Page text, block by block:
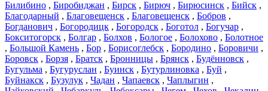
Билибино , Биробиджан , Бирск , Бирюч , Бирюсинск , Бийск ,
Благодарный , Благовещенск , Благовещенск , Бобров ,
Богданович , Богородицк , Богородск , Боготол , Богучар ,
Бокситогорск , Болгар , Болхов , Бологое , Болохово , Болотное
, Большой Камень , Бор , Борисоглебск , Бородино , Боровичи ,
Боровск , Борзя , Братск , Бронницы , Брянск , Будённовск ,
Бугульма , Бугуруслан , Буинск , Бутурлиновка , Буй ,
Буйнакск , Бузулук , Чадан , Чапаевск , Чаплыгин ,